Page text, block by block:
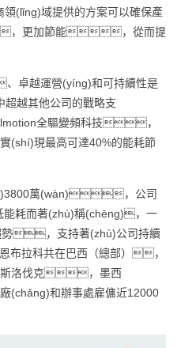
(lǐng)域提供的方案可以確保產
，更加節能，從而提
卓越運營(yíng)和可持續性是
超越其他公司的戰略支
全驅變頻科技，
(shí)現最高可達40%的能耗節
萬(wàn)，公司
能耗而著(zhù)稱(chēng)，一
勢，支持著(zhù)公司持續
拉科共在巴西（總部），
洛伐克，墨西
和辦事處雇傭近12000